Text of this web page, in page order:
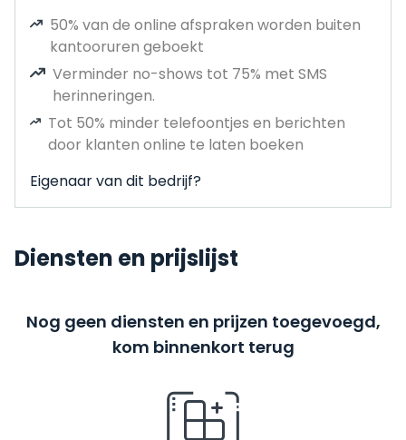
50% van de online afspraken worden buiten
kantooruren geboekt
Verminder no-shows tot 75% met SMS
herinneringen.
Tot 50% minder telefoontjes en berichten
door klanten online te laten boeken
Eigenaar van dit bedrijf?
Diensten en prijslijst
Nog geen diensten en prijzen toegevoegd,
kom binnenkort terug